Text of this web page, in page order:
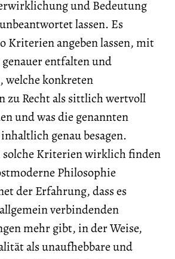
und Bedeutung
lassen. Es
Kriterien angeben lassen, mit
entfalten und
welche konkreten
zu Recht als sittlich wertvoll
und was die genannten
genau besagen.
solche Kriterien wirklich finden
Philosophie
der Erfahrung, dass es
verbindenden
mehr gibt, in der Weise,
als unaufhebbare und